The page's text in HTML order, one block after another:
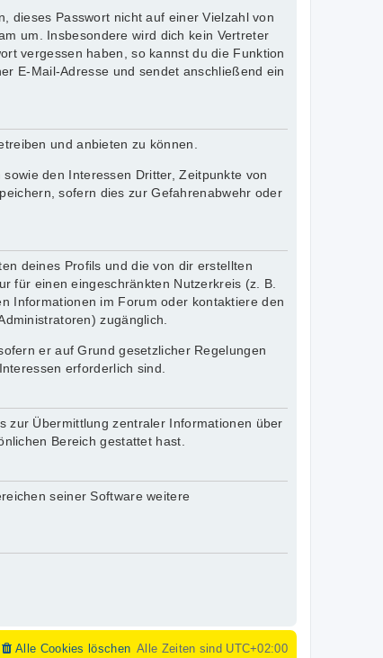
dieses Passwort nicht auf einer Vielzahl von
um. Insbesondere wird dich kein Vertreter
vergessen haben, so kannst du die Funktion
E-Mail-Adresse und sendet anschließend ein
und anbieten zu können.
den Interessen Dritter, Zeitpunkte von
sofern dies zur Gefahrenabwehr oder
deines Profils und die von dir erstellten
für einen eingeschränkten Nutzerkreis (z. B.
Informationen im Forum oder kontaktiere den
zugänglich.
er auf Grund gesetzlicher Regelungen
erforderlich sind.
zur Übermittlung zentraler Informationen über
Bereich gestattet hast.
seiner Software weitere
Alle Zeiten sind UTC+02:00
Alle Cookies löschen